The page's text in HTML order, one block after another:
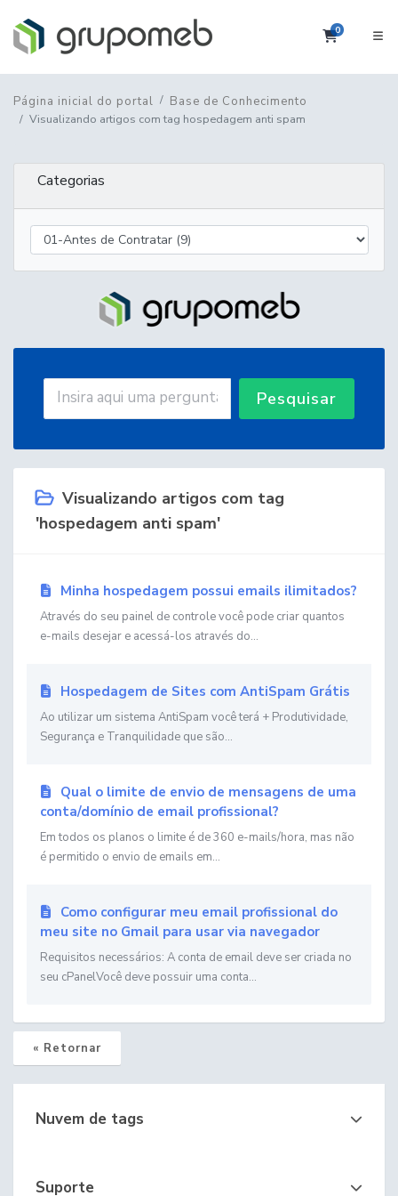
0Carrinho
Página inicial do portal Base de Conhecimento
Visualizando artigos com tag hospedagem anti spam
Categorias
Pesquisar
Visualizando artigos com tag
'hospedagem anti spam'
Minha hospedagem possui emails ilimitados?
Através do seu painel de controle você pode criar quantos
e-mails desejar e acessá-los através do...
Hospedagem de Sites com AntiSpam Grátis
Ao utilizar um sistema AntiSpam você terá + Produtividade,
Segurança e Tranquilidade que são...
Qual o limite de envio de mensagens de uma
conta/domínio de email profissional?
Em todos os planos o limite é de 360 e-mails/hora, mas não
é permitido o envio de emails em...
Como configurar meu email profissional do
meu site no Gmail para usar via navegador
Requisitos necessários: A conta de email deve ser criada no
seu cPanelVocê deve possuir uma conta...
« Retornar
Nuvem de tags
Suporte